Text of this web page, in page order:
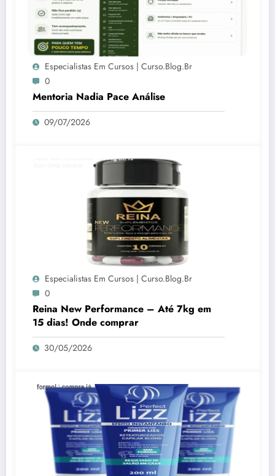
Especialistas Em Cursos | Curso.blog.br
0
Mentoria Nadia Pace Análise
09/07/2026
Especialistas Em Cursos | Curso.blog.br
0
Reina New Performance – Até 7kg em
15 dias! Onde comprar
30/05/2026